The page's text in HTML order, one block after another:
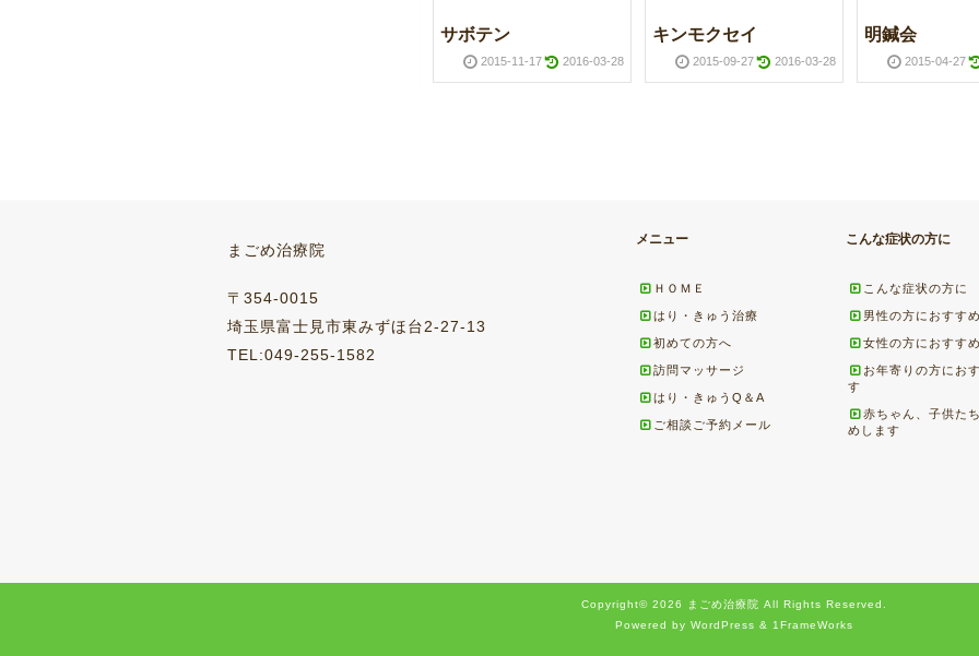
サボテン
2015-11-17 2016-03-28
キンモクセイ
2015-09-27 2016-03-28
明鍼会
2015-04-27
2015-01-04
まごめ治療院
〒354-0015
埼玉県富士見市東みずほ台2-27-13
TEL:049-255-1582
メニュー
ＨＯＭＥ
はり・きゅう治療
初めての方へ
訪問マッサージ
はり・きゅうQ＆A
ご相談ご予約メール
こんな症状の方に
こんな症状の方に
男性の方におすす
女性の方におすす
お年寄りの方にお
す
赤ちゃん、子供た
めします
Copyright© 2026 まごめ治療院 All Rights Reserved.
Powered by WordPress & 1FrameWorks